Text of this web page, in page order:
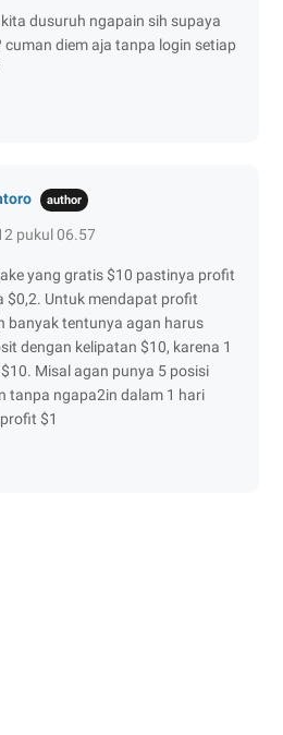
dusuruh ngapain sih supaya
diem aja tanpa login setiap
pukul 06.57
yang gratis $10 pastinya profit
$0,2. Untuk mendapat profit
banyak tentunya agan harus
dengan kelipatan $10, karena 1
Misal agan punya 5 posisi
tanpa ngapa2in dalam 1 hari
$1